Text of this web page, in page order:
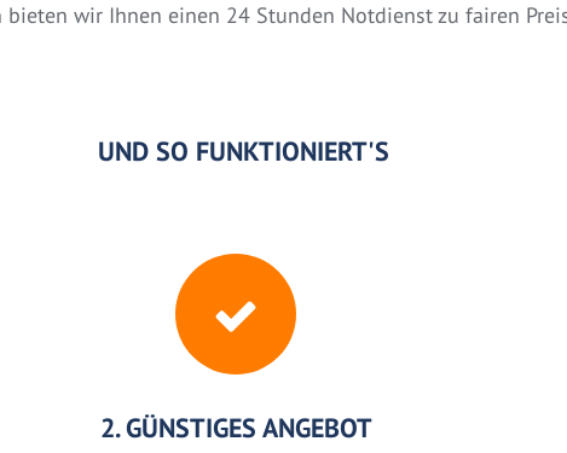
wir Ihnen einen 24 Stunden Notdienst zu fairen
UND SO FUNKTIONIERT'S
2. GÜNSTIGES ANGEBOT